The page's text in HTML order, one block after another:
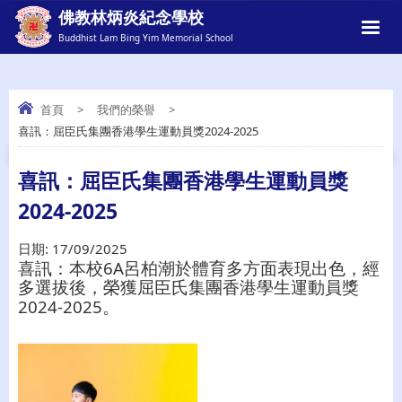
佛教林炳炎紀念學校
Buddhist Lam Bing Yim Memorial School
喜訊：屈臣氏集團香港學生運動員獎2024-
2025
首頁 > 我們的榮譽
>
喜訊：屈臣氏集團香港學生運動員獎2024-2025
喜訊：屈臣氏集團香港學生運動員獎
2024-2025
日期: 17/09/2025
喜訊： 本校6A呂柏潮於體育多方面表現出色，經
多選拔後，榮獲屈臣氏集團香港學生運動員獎
2024-2025。